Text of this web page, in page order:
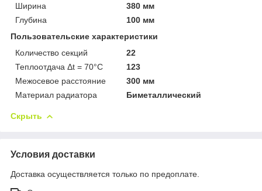
Ширина
380 мм
Глубина
100 мм
Пользовательские характеристики
Количество секций
22
Теплоотдача Δt = 70°C
123
Межосевое расстояние
300 мм
Материал радиатора
Биметаллический
Скрыть
Условия доставки
Доставка осуществляется только по предоплате.